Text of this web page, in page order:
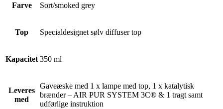
Farve Sort/smoked grey
Top Specialdesignet sølv diffuser top
Kapacitet 350 ml
Leveres
med
Gaveæske med 1 x lampe med top, 1 x katalytisk
brænder – AIR PUR SYSTEM 3C® & 1 tragt samt
udførlige instruktion